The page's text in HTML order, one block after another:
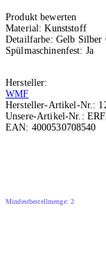
Produkt bewerten
Material:Kunststoff
Detailfarbe: Gelb Silber
Spülmaschinenfest: Ja
Hersteller:
WMF
Hersteller-Artikel-Nr.:
Unsere-Artikel-Nr.:
EAN: 4000530708540
Mindestbestellmenge: 2